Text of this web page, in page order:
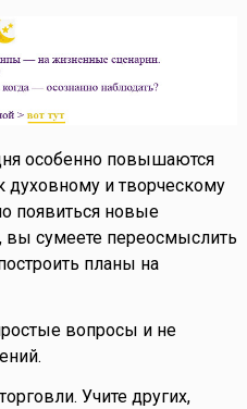
особенно повышаются
духовному и творческому
появиться новые
вы сумеете переосмыслить
планы на
вопросы и не
Учите других,